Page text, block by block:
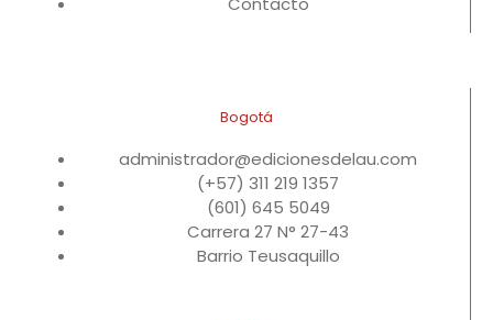
Bogotá
administrador@edicionesdelau.com
(+57) 311 219 1357
(601) 645 5049
Carrera 27 N° 27-43
Barrio Teusaquillo